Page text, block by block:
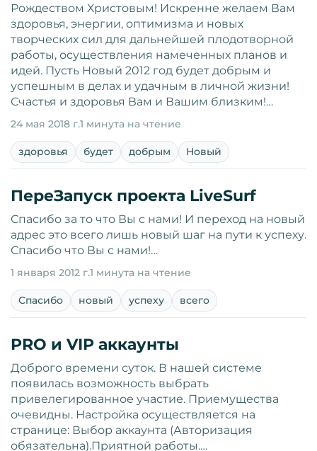
Рождеством Христовым! Искренне желаем Вам
здоровья, энергии, оптимизма и новых
творческих сил для дальнейшей плодотворной
работы, осуществления намеченных планов и
идей. Пусть Новый 2012 год будет добрым и
успешным в делах и удачным в личной жизни!
Счастья и здоровья Вам и Вашим близким!…
24 мая 2018 г.1 минута на чтение
здоровья будет добрым Новый
ПереЗапуск проекта LiveSurf
Спасибо за то что Вы с нами! И переход на новый
адрес это всего лишь новый шаг на пути к успеху.
Спасибо что Вы с нами!…
1 января 2012 г.1 минута на чтение
Спасибо новый успеху всего
PRO и VIP аккаунты
Доброго времени суток. В нашей системе
появилась возможность выбрать
привелегированное участие. Приемущества
очевидны. Настройка осуществляется на
странице: Выбор аккаунта (Авторизация
обязательна).Приятной работы.…